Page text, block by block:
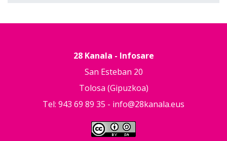
28 Kanala - Infosare
San Esteban 20
Tolosa (Gipuzkoa)
Tel: 943 69 89 35 - info@28kanala.eus